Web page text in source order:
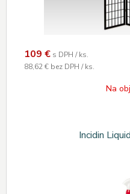
109 € s DPH / ks.
88,62 € bez DPH / ks.
Na
Incidin